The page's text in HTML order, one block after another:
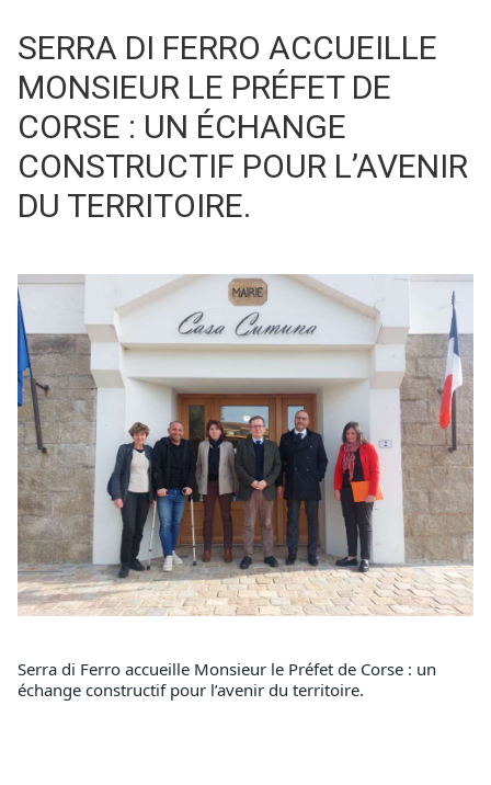
SERRA DI FERRO ACCUEILLE
MONSIEUR LE PRÉFET DE
CORSE : UN ÉCHANGE
CONSTRUCTIF POUR L’AVENIR
DU TERRITOIRE.
Serra di Ferro accueille Monsieur le Préfet de Corse : un
échange constructif pour l’avenir du territoire.